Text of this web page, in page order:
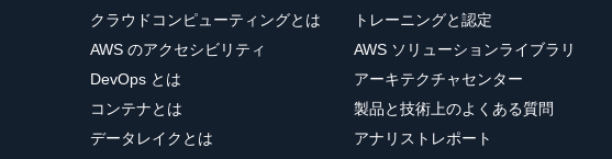
クラウドコンピューティングとは
AWS のアクセシビリティ
DevOps とは
コンテナとは
データレイクとは
トレーニングと認定
AWS ソリューションライブラリ
アーキテクチャセンター
製品と技術上のよくある質問
アナリストレポート